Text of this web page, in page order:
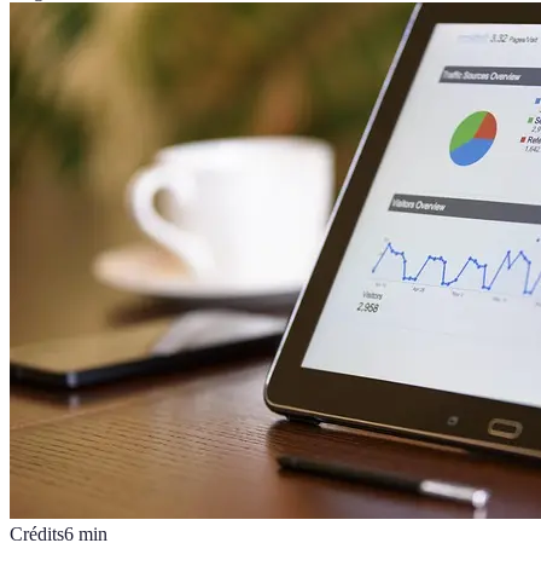
Crédits6 min